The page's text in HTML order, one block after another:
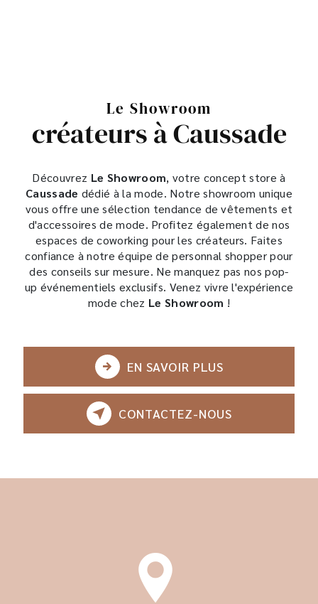
Le Showroom
créateurs à Caussade
Découvrez Le Showroom, votre concept store à
Caussade dédié à la mode. Notre showroom unique
vous offre une sélection tendance de vêtements et
d'accessoires de mode. Profitez également de nos
espaces de coworking pour les créateurs. Faites
confiance à notre équipe de personnal shopper pour
des conseils sur mesure. Ne manquez pas nos pop-
up événementiels exclusifs. Venez vivre l'expérience
mode chez Le Showroom !
EN SAVOIR PLUS
CONTACTEZ-NOUS